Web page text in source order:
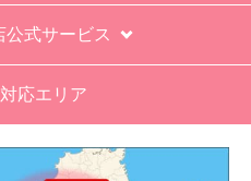
式サービス
応エリア